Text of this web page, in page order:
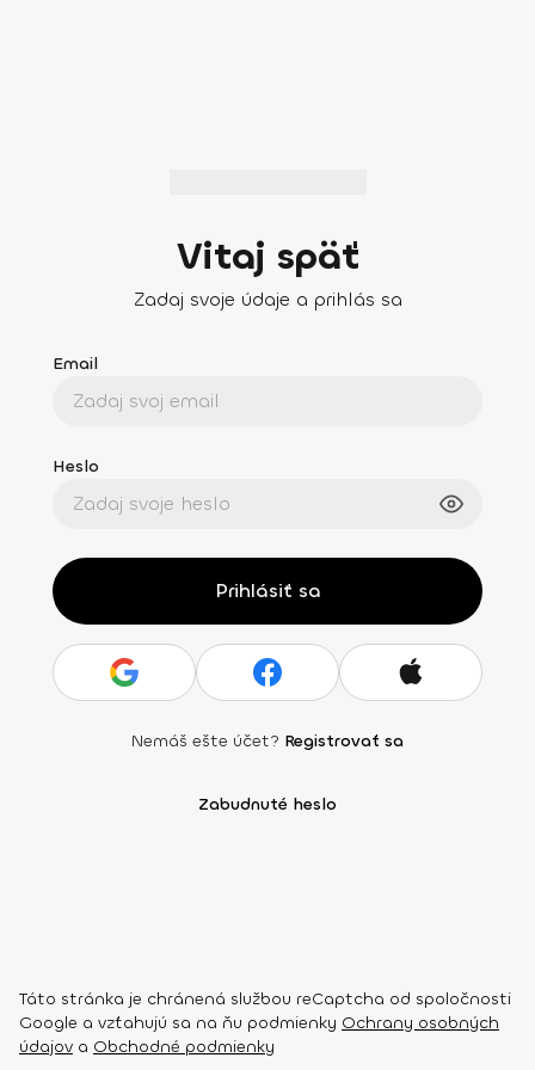
Vitaj späť
Zadaj svoje údaje a prihlás sa
Email
Heslo
Prihlásiť sa
Nemáš ešte účet? Registrovať sa
Zabudnuté heslo
Táto stránka je chránená službou reCaptcha od spoločnosti
Google a vzťahujú sa na ňu podmienky Ochrany osobných
údajov a Obchodné podmienky